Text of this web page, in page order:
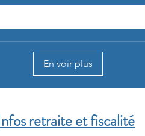
En voir plus
retraite et fiscalité